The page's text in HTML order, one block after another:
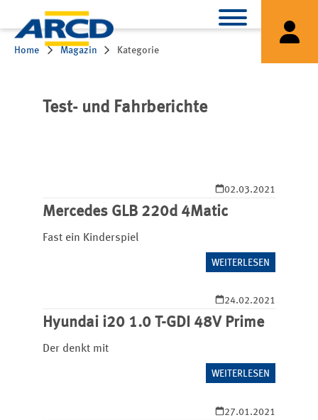
Home Magazin Kategorie
Test- und Fahrberichte
02.03.2021
Mercedes GLB 220d 4Matic
Fast ein Kinderspiel
WEITERLESEN
24.02.2021
Hyundai i20 1.0 T-GDI 48V Prime
Der denkt mit
WEITERLESEN
27.01.2021